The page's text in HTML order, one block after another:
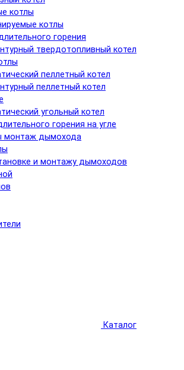
котлы
котлы
горения
твердотопливный котел
пеллетный котел
пеллетный котел
угольный котел
горения на угле
монтаж дымохода
и монтажу дымоходов
Каталог